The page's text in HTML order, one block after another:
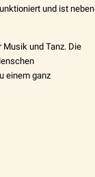
und ist neben
und Tanz. Die
einem ganz